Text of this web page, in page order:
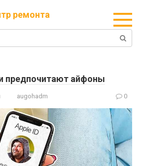
ремонта
предпочитают айфоны
augohadm 0